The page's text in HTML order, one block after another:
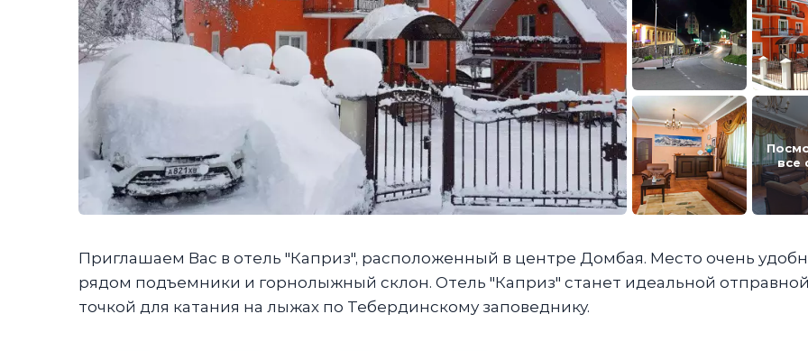
все
Приглашаем Вас в отель "Каприз", расположенный в центре Домбая. Место очень
рядом подъемники и горнолыжный склон. Отель "Каприз" станет идеальной
точкой для катания на лыжах по Тебердинскому заповеднику.